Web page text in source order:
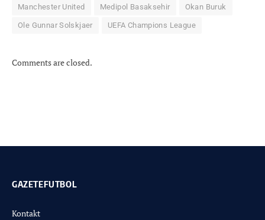
Manchester United Medipol Basaksehir Okan Buruk
Ole Gunnar Solskjaer UEFA Champions League
Comments are closed.
GAZETEFUTBOL
Kontakt